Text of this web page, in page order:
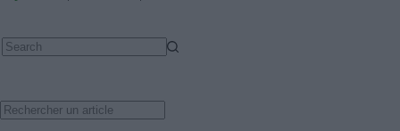
Search